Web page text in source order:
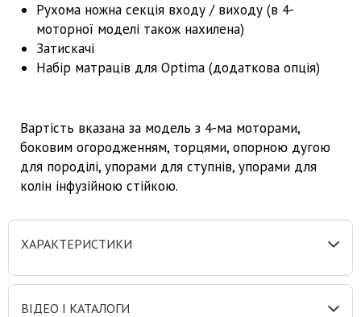
Рухома ножна секція входу / виходу (в 4-
моторної моделі також нахилена)
Затискачі
Набір матраців для Optima (додаткова опція)
Вартість вказана за модель з 4-ма моторами,
боковим огородженням, торцями, опорною дугою
для породілі, упорами для ступнів, упорами для
колін інфузійною стійкою.
ХАРАКТЕРИСТИКИ
ВІДЕО І КАТАЛОГИ